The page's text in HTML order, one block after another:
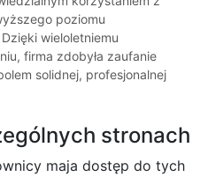
poziomu
wieloletniemu
firma zdobyła zaufanie
solidnej, profesjonalnej
stronach
maja dostęp do tych